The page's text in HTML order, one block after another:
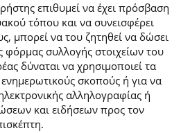
επιθυμεί να έχει πρόσβαση
τόπου και να συνεισφέρει
μπορεί να του ζητηθεί να δώσει
φόρμας συλλογής στοιχείων του
δύναται να χρησιμοποιεί τα
σκοπούς ή για να
αλληλογραφίας ή
και ειδήσεων προς τον